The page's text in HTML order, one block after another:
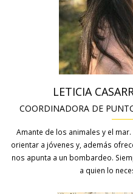
LETICIA
COORDINADORA DE
Amante de los animales y el
orientar a jóvenes y, además
nos apunta a un bombardeo.
a quien lo